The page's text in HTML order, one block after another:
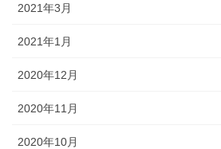
2021年3月
2021年1月
2020年12月
2020年11月
2020年10月